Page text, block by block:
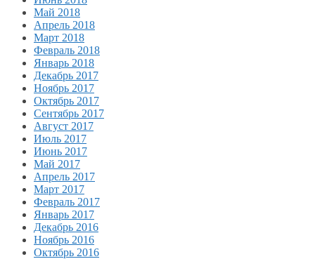
Май 2018
Апрель 2018
Март 2018
Февраль 2018
Январь 2018
Декабрь 2017
Ноябрь 2017
Октябрь 2017
Сентябрь 2017
Август 2017
Июль 2017
Июнь 2017
Май 2017
Апрель 2017
Март 2017
Февраль 2017
Январь 2017
Декабрь 2016
Ноябрь 2016
Октябрь 2016